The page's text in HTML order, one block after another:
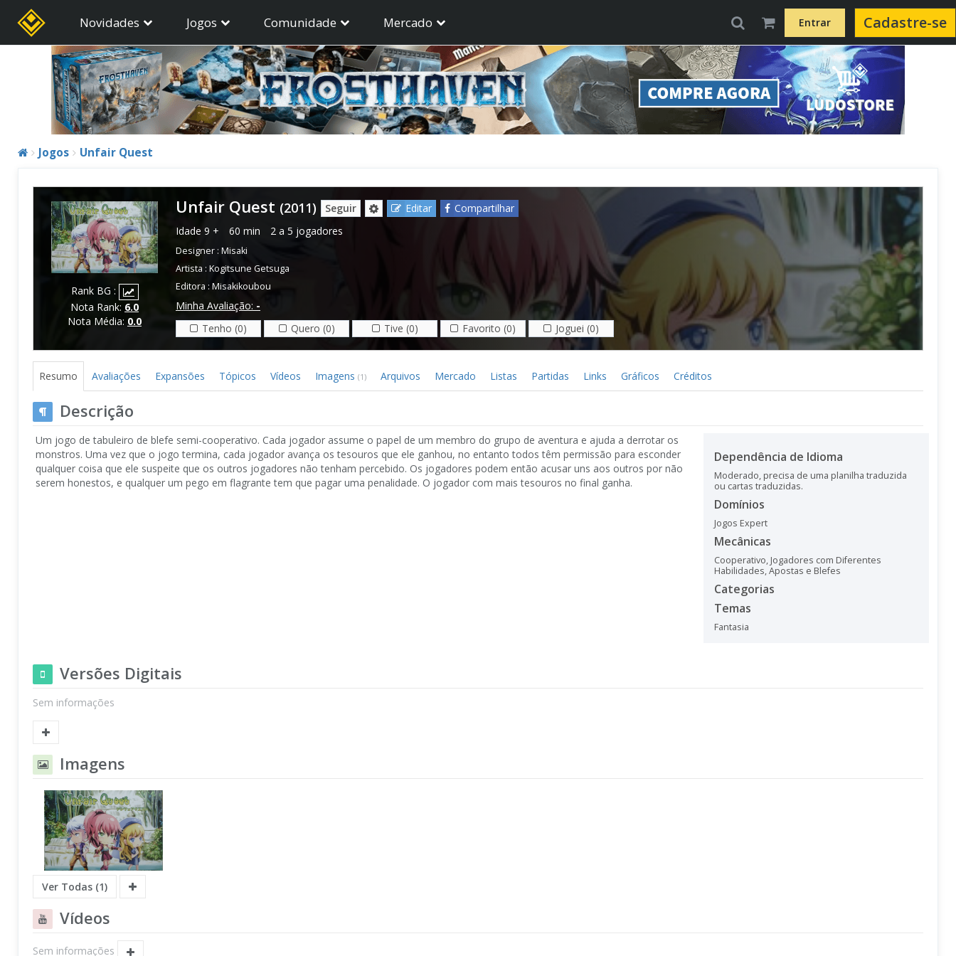
Novidades Jogos Comunidade Mercado Entrar Cadastre-se
Jogos Unfair Quest
Rank BG :
Nota Rank: 6.0
Nota Média: 0.0
Unfair Quest (2011) Seguir Editar
Compartilhar
Idade 9 + 60 min 2 a 5 jogadores
Designer : Misaki
Artista : Kogitsune Getsuga
Editora : Misakikoubou
Minha Avaliação: -
Tenho (0)
Quero (0) Tive (0) Favorito (0) Joguei (0)
Resumo Avaliações Expansões Tópicos Vídeos Imagens (1) Arquivos Mercado Listas Partidas Links Gráficos Créditos
Descrição
Um jogo de tabuleiro de blefe semi-cooperativo. Cada jogador assume o papel de um membro do grupo de aventura e ajuda a derrotar os
monstros. Uma vez que o jogo termina, cada jogador avança os tesouros que ele ganhou, no entanto todos têm permissão para esconder
qualquer coisa que ele suspeite que os outros jogadores não tenham percebido. Os jogadores podem então acusar uns aos outros por não
serem honestos, e qualquer um pego em flagrante tem que pagar uma penalidade. O jogador com mais tesouros no final ganha.
Dependência de Idioma
Moderado, precisa de uma planilha traduzida
ou cartas traduzidas.
Domínios
Jogos Expert
Mecânicas
Cooperativo, Jogadores com Diferentes
Habilidades,Apostas e Blefes
Categorias
Temas
Fantasia
Versões Digitais
Sem informações
Imagens
Ver Todas (1)
Vídeos
Sem informações